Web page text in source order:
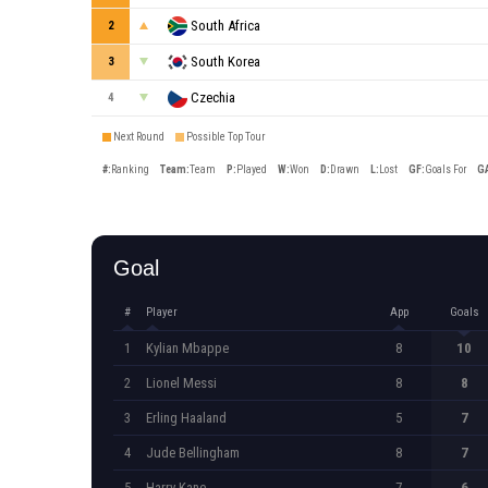
2 South Africa
3 South Korea
4 Czechia
Next Round Possible Top Tour
#: Ranking Team:Team P: Played W:Won D: Drawn L: Lost GF:Goals For
Goal
# Player App Goals
1 Kylian Mbappe 8 10
2 Lionel Messi 8 8
3 Erling Haaland 5 7
4 Jude Bellingham 8 7